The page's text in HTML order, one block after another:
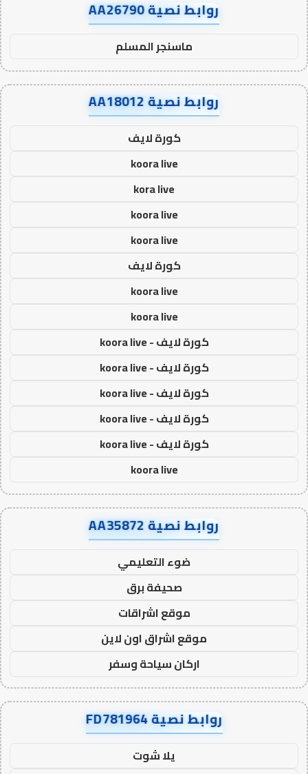
روابط نصية AA26790
ماسنجر المسلم
روابط نصية AA18012
كورة لايف
koora live
kora live
koora live
koora live
كورة لايف
koora live
koora live
كورة لايف - koora live
كورة لايف - koora live
كورة لايف - koora live
كورة لايف - koora live
كورة لايف - koora live
koora live
روابط نصية AA35872
ضوء التعليمي
صحيفة برق
موقع اشراقات
موقع اشراق اون لاين
اركان سياحة وسفر
روابط نصية FD781964
يلا شوت